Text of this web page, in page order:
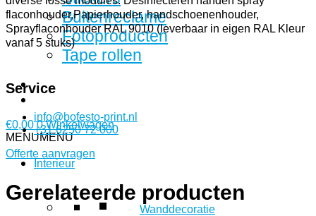
Buitenreclame
Fotoproducten
Tape rollen
€0,00 0 Winkelwagen
MENUMENU
Interieur
Wanddecoratie
flaconhouder,Papierhouder, handschoenenhouder,
Sprayflaconhouder RAL 9010 (leverbaar in eigen RAL Kleur
vanaf 5 stuks)
Service
info@bofesto-print.nl
+31 6250 72 000
Offerte aanvragen
Gerelateerde producten